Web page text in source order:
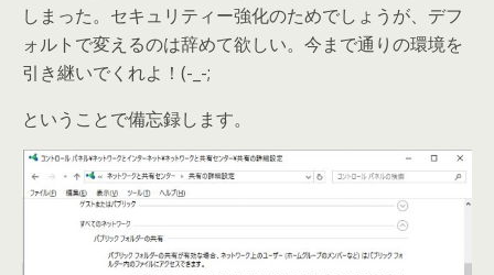
しまった。セキュリティー強化のためでしょうが、デフ
ォルトで変えるのは辞めて欲しい。今まで通りの環境を
引き継いでくれよ！(-_-;
ということで備忘録します。